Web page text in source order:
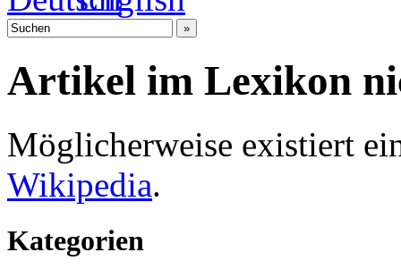
Artikel im Lexikon
Möglicherweise existiert
Wikipedia.
Kategorien